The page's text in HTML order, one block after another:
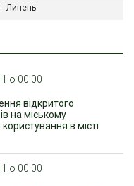
- Липень
о 00:00
відкритого
на міському
в місті
о 00:00